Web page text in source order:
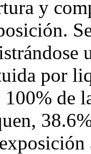
y
por
100% de